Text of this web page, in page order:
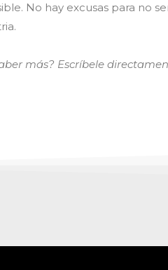
No hay excusas para no
más? Escríbele